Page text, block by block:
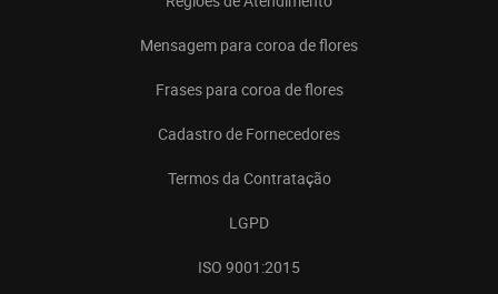
Mensagem para coroa de flores
Frases para coroa de flores
Cadastro de Fornecedores
Termos da Contratação
LGPD
ISO 9001:2015